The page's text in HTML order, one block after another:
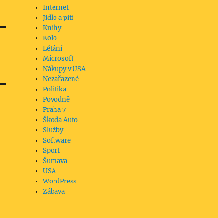
Internet
Jídlo a pití
Knihy
Kolo
Létání
Microsoft
Nákupy v USA
Nezařazené
Politika
Povodně
Praha 7
Škoda Auto
Služby
Software
Sport
Šumava
USA
WordPress
Zábava